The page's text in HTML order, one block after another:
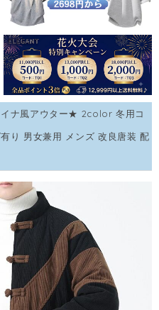
イナ風アウター★ 2color 冬用コ
り 男女兼用 メンズ 改良唐装 配